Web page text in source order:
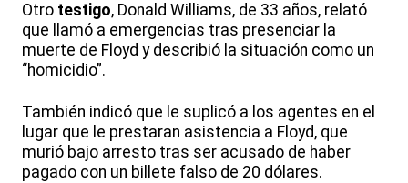
Otro testigo, Donald Williams, de 33 años, relató
que llamó a emergencias tras presenciar la
muerte de Floyd y describió la situación como un
“homicidio”.
También indicó que le suplicó a los agentes en el
lugar que le prestaran asistencia a Floyd, que
murió bajo arresto tras ser acusado de haber
pagado con un billete falso de 20 dólares.